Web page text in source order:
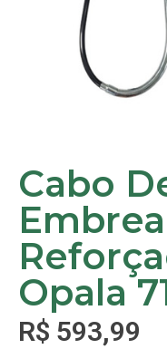
Cabo
Opala
R$ 593,99